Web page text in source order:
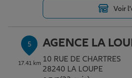
Voir
5
17.41 km
AGENCE LA
10 RUE DE CHARTRES
28240 LA LOUPE